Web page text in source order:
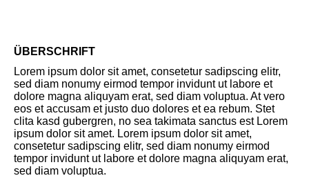
ÜBERSCHRIFT
Lorem ipsum dolor sit amet, consetetur sadipscing elitr,
sed diam nonumy eirmod tempor invidunt ut labore et
dolore magna aliquyam erat, sed diam voluptua. At vero
eos et accusam et justo duo dolores et ea rebum. Stet
clita kasd gubergren, no sea takimata sanctus est Lorem
ipsum dolor sit amet. Lorem ipsum dolor sit amet,
consetetur sadipscing elitr, sed diam nonumy eirmod
tempor invidunt ut labore et dolore magna aliquyam erat,
sed diam voluptua.